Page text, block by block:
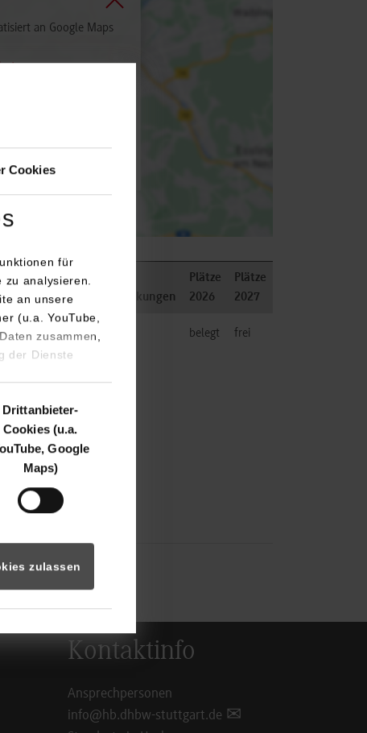
Cookies
für
zu analysieren.
an unsere
(u.a. YouTube,
zusammen,
der Dienste
Drittanbieter-
Cookies (u.a.
Google
Maps)
zulassen
an Google Maps
/
Bemerkungen
Plätze
2026
Plätze
2027
GmbH
7761
belegt frei
Kontaktinfo
Ansprechpersonen
info@hb.dhbw-stuttgart.de